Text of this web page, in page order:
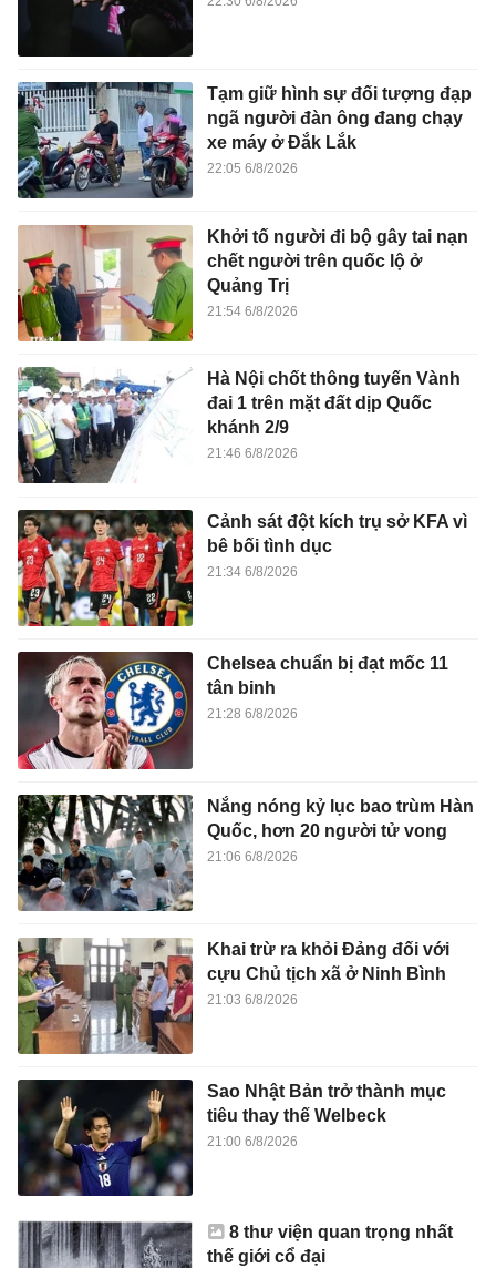
Tạm giữ hình sự đối tượng đạp
ngã người đàn ông đang chạy
xe máy ở Đắk Lắk
22:05 6/8/2026
Khởi tố người đi bộ gây tai nạn
chết người trên quốc lộ ở
Quảng Trị
21:54 6/8/2026
Hà Nội chốt thông tuyến Vành
đai 1 trên mặt đất dịp Quốc
khánh 2/9
21:46 6/8/2026
Cảnh sát đột kích trụ sở KFA vì
bê bối tình dục
21:34 6/8/2026
Chelsea chuẩn bị đạt mốc 11
tân binh
21:28 6/8/2026
Nắng nóng kỷ lục bao trùm Hàn
Quốc, hơn 20 người tử vong
21:06 6/8/2026
Khai trừ ra khỏi Đảng đối với
cựu Chủ tịch xã ở Ninh Bình
21:03 6/8/2026
Sao Nhật Bản trở thành mục
tiêu thay thế Welbeck
21:00 6/8/2026
8 thư viện quan trọng nhất
thế giới cổ đại